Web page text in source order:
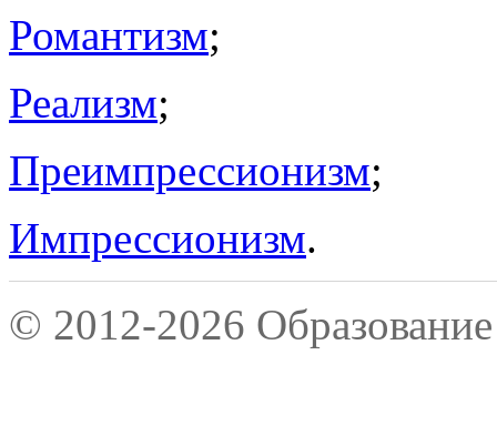
Романтизм;
Реализм;
Преимпрессионизм;
Импрессионизм.
© 2012-2026 Образование